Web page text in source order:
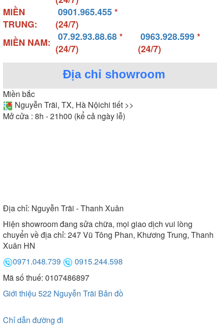
MIỀN
TRUNG:
0901.965.455*
(24/7)
MIỀN NAM:
07.92.93.88.68*
(24/7)
0963.928.599*
(24/7)
Địa chỉ showroom
Miền bắc
Nguyễn Trãi, TX, Hà Nộichi tiết >>
Mở cửa : 8h - 21h00 (kể cả ngày lễ)
Địa chỉ: Nguyễn Trãi - Thanh Xuân
Hiện showroom đang sửa chữa, mọi giao dịch vui lòng
chuyển về địa chỉ: 247 Vũ Tông Phan, Khương Trung, Thanh
Xuân HN
0971.048.739
0915.244.598
Mã số thuế: 0107486897
Giới thiệu 522 Nguyễn Trãi Bản đồ
Chỉ dẫn đường đi